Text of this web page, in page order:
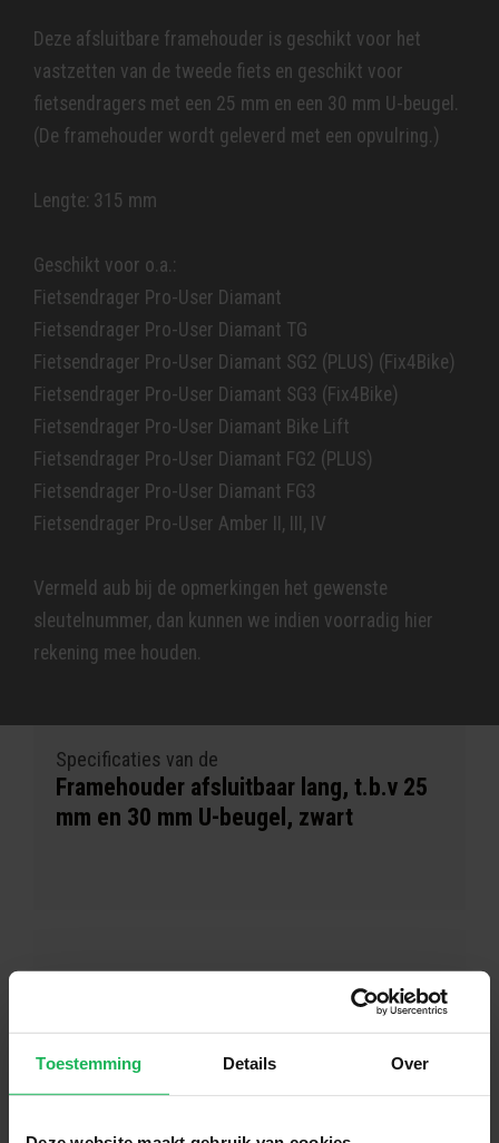
Toestemming Details Over
Deze afsluitbare framehouder is geschikt voor het
vastzetten van de tweede fiets en geschikt voor
fietsendragers met een 25 mm en een 30 mm U-beugel.
(De framehouder wordt geleverd met een opvulring.)
Lengte: 315 mm
Geschikt voor o.a.:
Fietsendrager Pro-User Diamant
Fietsendrager Pro-User Diamant TG
Fietsendrager Pro-User Diamant SG2 (PLUS) (Fix4Bike)
Fietsendrager Pro-User Diamant SG3 (Fix4Bike)
Fietsendrager Pro-User Diamant Bike Lift
Fietsendrager Pro-User Diamant FG2 (PLUS)
Fietsendrager Pro-User Diamant FG3
Fietsendrager Pro-User Amber II, III, IV
Vermeld aub bij de opmerkingen het gewenste
sleutelnummer, dan kunnen we indien voorradig hier
rekening mee houden.
Specificaties van de
Framehouder afsluitbaar lang, t.b.v 25
mm en 30 mm U-beugel, zwart